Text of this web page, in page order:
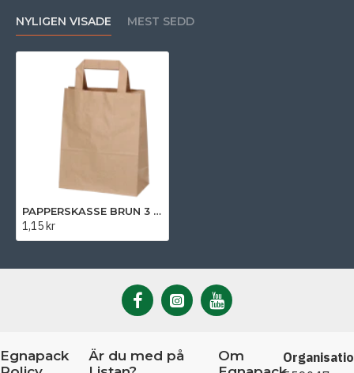
NYLIGEN VISADE MEST SEDD
PAPPERSKASSE BRUN 3 LITER (18x9x22 cm)
1,15 kr
Egnapack
Är du med på
Om